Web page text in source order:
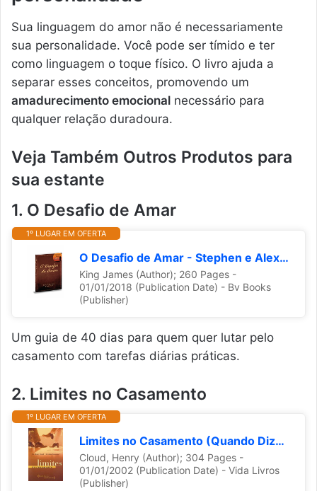
Sua linguagem do amor não é necessariamente
sua personalidade. Você pode ser tímido e ter
como linguagem o toque físico. O livro ajuda a
separar esses conceitos, promovendo um
amadurecimento emocional necessário para
qualquer relação duradoura.
Veja Também Outros Produtos para
sua estante
1. O Desafio de Amar
1º LUGAR EM OFERTA
O Desafio de Amar - Stephen e Alex Kendrick
King James (Author); 260 Pages -
01/01/2018 (Publication Date) - Bv Books
(Publisher)
Um guia de 40 dias para quem quer lutar pelo
casamento com tarefas diárias práticas.
2. Limites no Casamento
1º LUGAR EM OFERTA
Limites no Casamento (Quando Dizer Sim, Quando Dizer Não)
Cloud, Henry (Author); 304 Pages -
01/01/2002 (Publication Date) - Vida Livros
(Publisher)